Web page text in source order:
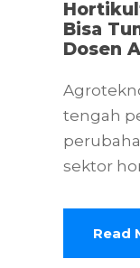
Bisa
Dosen
tengah
sektor
Read